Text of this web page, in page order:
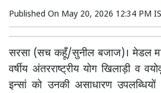
Published On May 20, 2026 12:34 PM
सरसा (सच कहूँ/सुनील बजाज)। मेडल
वर्षीय अंतरराष्ट्रीय योग खिलाड़ी व
इन्सां को उनकी असाधारण